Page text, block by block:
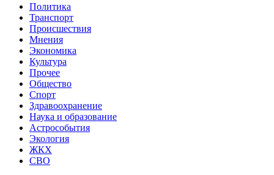
Политика
Транспорт
Происшествия
Мнения
Экономика
Культура
Прочее
Общество
Спорт
Здравоохранение
Наука и образование
Астрособытия
Экология
ЖКХ
СВО